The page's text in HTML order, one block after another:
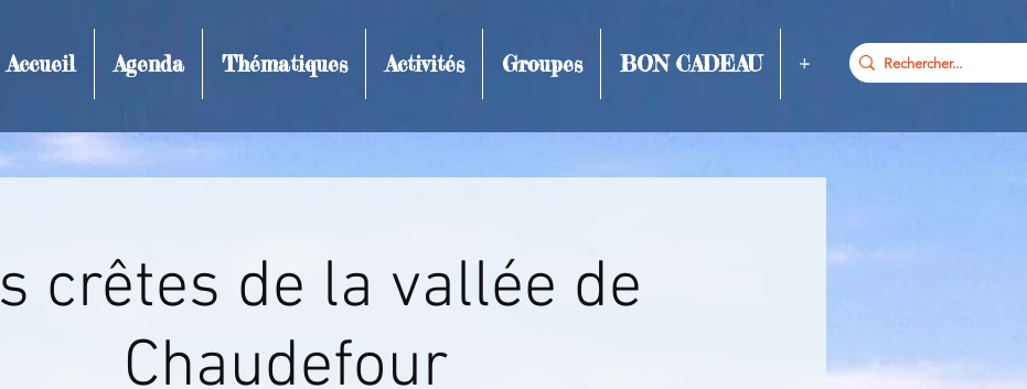
Accueil Agenda Thématiques Activités Groupes BON CADEAU +
et inscription
crêtes de la vallée de
Chaudefour